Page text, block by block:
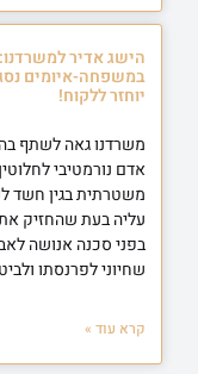
הישג אדיר
במשפחה-איומים
יוחזר ללקוח!
משרדנו גאה לשתף
אדם נורמטיבי
משטרתית בגין חשד
עליה בעת שהחזיק
בפני סכנה אנושה
שחיוני לפרנסתו
קרא עוד »